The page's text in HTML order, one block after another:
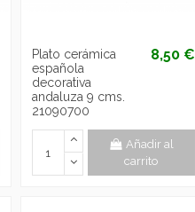
Plato cerámica
española
decorativa
andaluza 9 cms.
21090700
8,50 €
Añadir al
carrito